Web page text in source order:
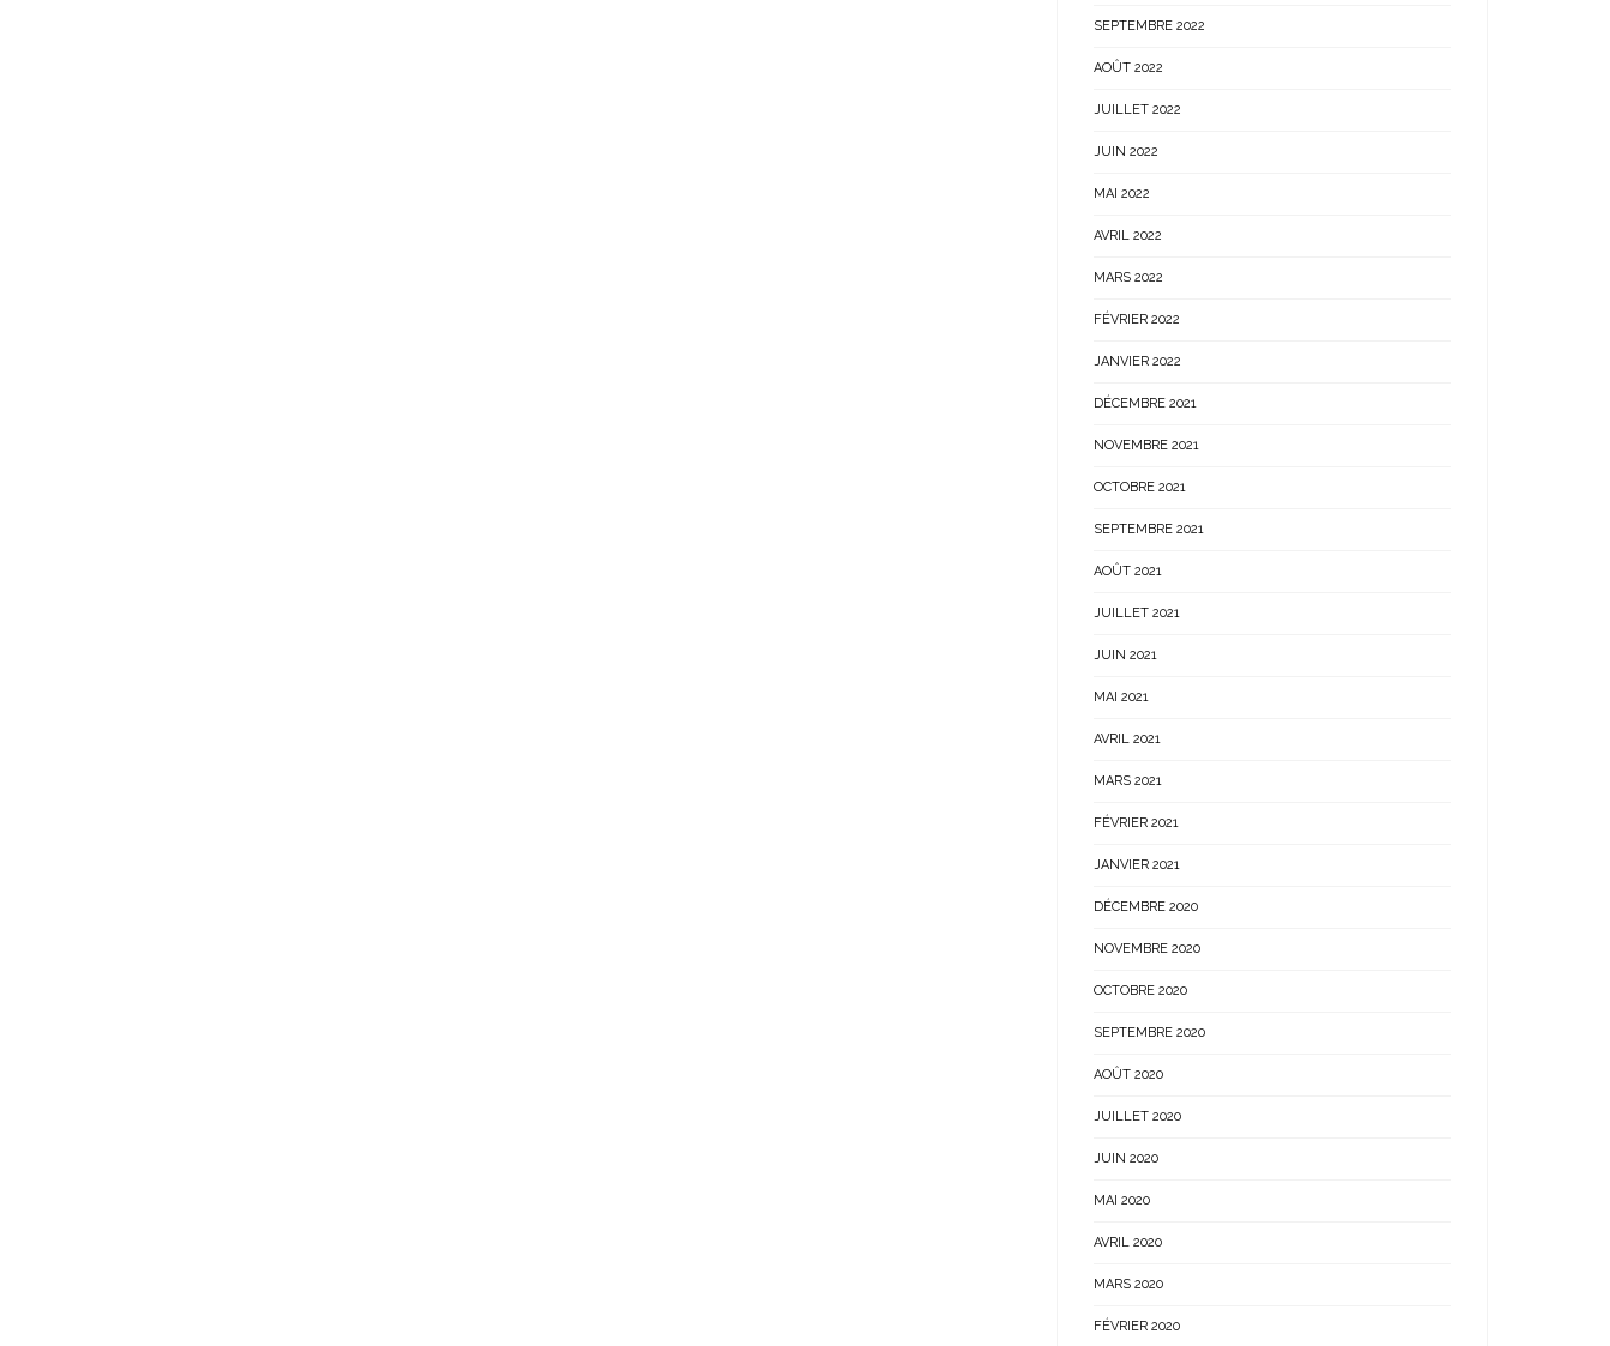
SEPTEMBRE 2022
AOÛT 2022
JUILLET 2022
JUIN 2022
MAI 2022
AVRIL 2022
MARS 2022
FÉVRIER 2022
JANVIER 2022
DÉCEMBRE 2021
NOVEMBRE 2021
OCTOBRE 2021
SEPTEMBRE 2021
AOÛT 2021
JUILLET 2021
JUIN 2021
MAI 2021
AVRIL 2021
MARS 2021
FÉVRIER 2021
JANVIER 2021
DÉCEMBRE 2020
NOVEMBRE 2020
OCTOBRE 2020
SEPTEMBRE 2020
AOÛT 2020
JUILLET 2020
JUIN 2020
MAI 2020
AVRIL 2020
MARS 2020
FÉVRIER 2020